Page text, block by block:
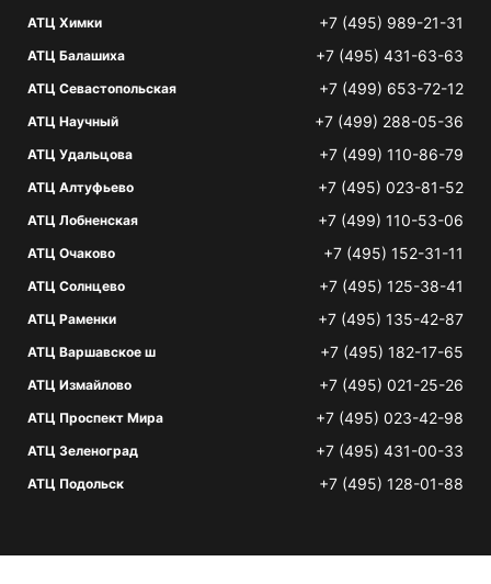
АТЦ Химки +7 (495) 989-21-31
АТЦ Балашиха +7 (495) 431-63-63
АТЦ Севастопольская +7 (499) 653-72-12
АТЦ Научный +7 (499) 288-05-36
АТЦ Удальцова +7 (499) 110-86-79
АТЦ Алтуфьево +7 (495) 023-81-52
АТЦ Лобненская +7 (499) 110-53-06
АТЦ Очаково +7 (495) 152-31-11
АТЦ Солнцево +7 (495) 125-38-41
АТЦ Раменки +7 (495) 135-42-87
АТЦ Варшавское ш +7 (495) 182-17-65
АТЦ Измайлово +7 (495) 021-25-26
АТЦ Проспект Мира +7 (495) 023-42-98
АТЦ Зеленоград +7 (495) 431-00-33
АТЦ Подольск +7 (495) 128-01-88